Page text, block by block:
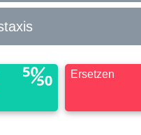
Ersetzen